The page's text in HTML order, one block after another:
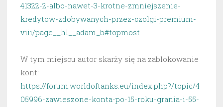
41322-2-albo-nawet-3-krotne-zmniejszenie-
kredytow-zdobywanych-przez-czolgi-premium-
viii/page__hl__adam_b#topmost
W tym miejscu autor skarży się na zablokowanie
kont:
https://forum.worldoftanks.eu/index.php?/topic/4
05996-zawieszone-konta-po-15-roku-grania-i-55-